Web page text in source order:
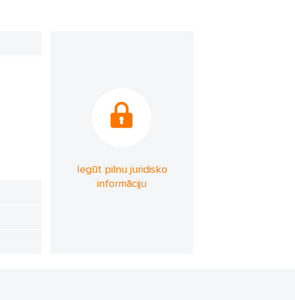
Iegūt pilnu juridisko
informāciju